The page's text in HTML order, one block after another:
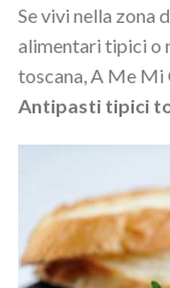
Se vivi nella zona
alimentari tipici o
toscana, A Me Mi
Antipasti tipici